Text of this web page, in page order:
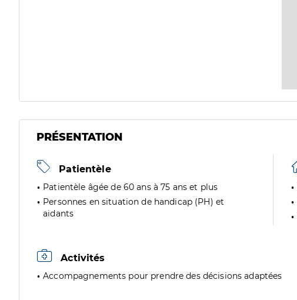
PRÉSENTATION
Patientèle
Patientèle âgée de 60 ans à 75 ans et plus
Personnes en situation de handicap (PH) et
aidants
Activités
Accompagnements pour prendre des décisions adaptées